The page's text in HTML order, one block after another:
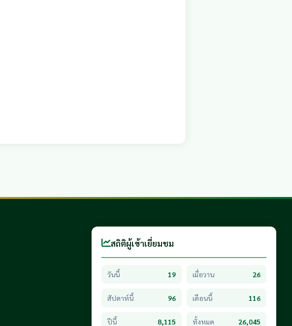
สถิติผู้เข้าเยี่ยมชม
วันนี้ 19 เมื่อวาน 26
สัปดาห์นี้ 96 เดือนนี้ 116
ปีนี้ 8,115 ทั้งหมด 26,045